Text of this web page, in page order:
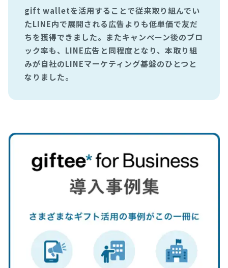
gift walletを活用することで従来取り組んでい
たLINE内で展開される広告よりも低単価で友だ
ちを獲得できました。またキャンペーン後のブロ
ック率も、LINE広告と同程度となり、本取り組
みが自社のLINEマーケティング基盤のひとつと
なりました。